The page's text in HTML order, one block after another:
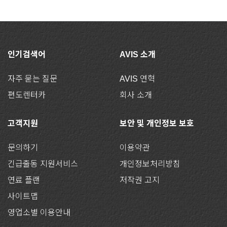
인기검색어
자주 묻는 질문
편도렌터카
AVIS 소개
AVIS 연혁
회사 소개
고객지원
문의하기
긴급출동 지원서비스
연료 플랜
사이트맵
영업소별 이용안내
보안 및 개인정보 보호
이용약관
개인정보처리방침
저작권 고지